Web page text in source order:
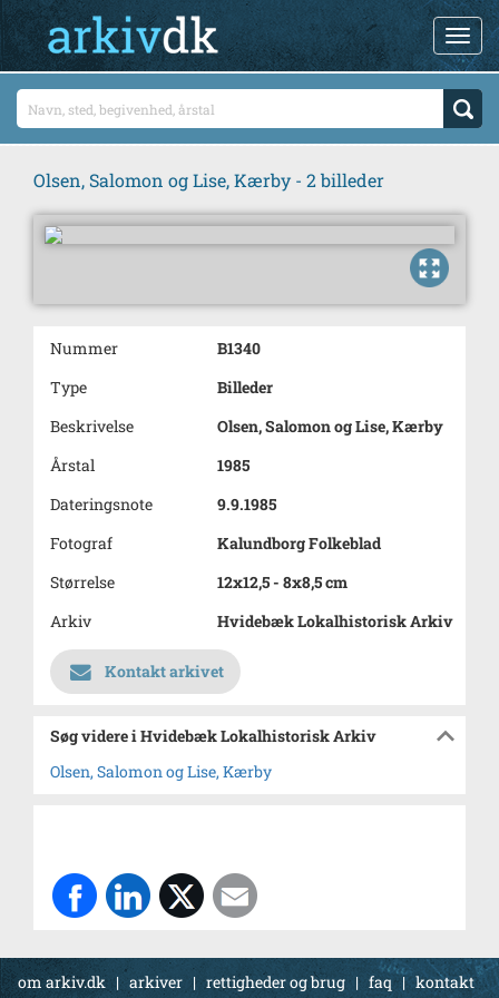
Olsen, Salomon og Lise, Kærby - 2 billeder
Nummer
B1340
Type
Billeder
Beskrivelse
Olsen, Salomon og Lise, Kærby
Årstal
1985
Dateringsnote
9.9.1985
Fotograf
Kalundborg Folkeblad
Størrelse
12x12,5 - 8x8,5 cm
Arkiv
Hvidebæk Lokalhistorisk Arkiv
Kontakt arkivet
Søg videre i Hvidebæk Lokalhistorisk Arkiv
Olsen, Salomon og Lise, Kærby
om arkiv.dk | arkiver | rettigheder og brug | faq | kontakt